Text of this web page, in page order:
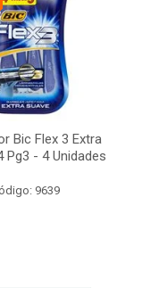
Bic Flex 3 Extra
Pg3 - 4 Unidades
9639